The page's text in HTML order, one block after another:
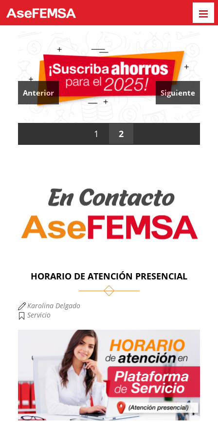
Anterior Siguiente
1 2
HORARIO DE ATENCIÓN PRESENCIAL
Karolina Delgado
Servicio